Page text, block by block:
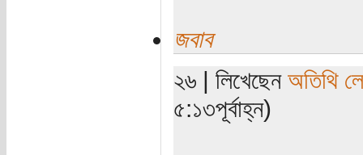
জবাব
২৬ | লিখেছেন অতিথি
৫:১৩পূর্বাহ্ন)